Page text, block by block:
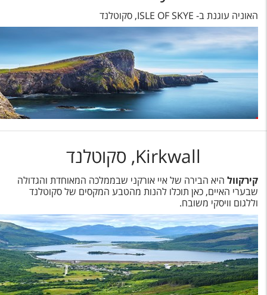
האוניה עוגנת ב- ISLE OF SKYE, סקוטלנד
Kirkwall, סקוטלנד
קירקוול היא הבירה של איי אורקני שבממלכה המאוחדת והגדולה
שבערי האיים, כאן תוכלו להנות מהטבע המקסים של סקוטלנד
וללגום וויסקי משובח.